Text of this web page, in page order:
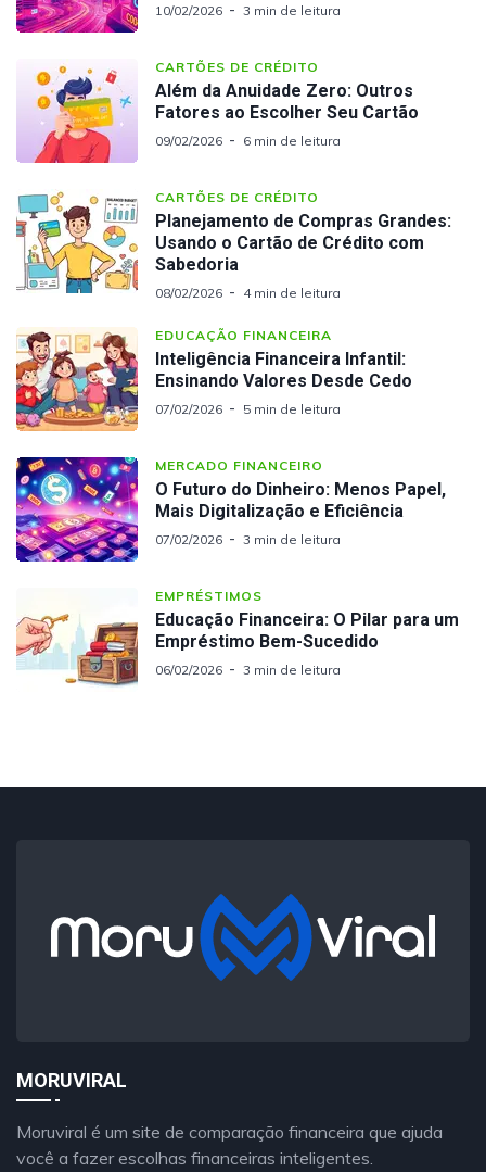
10/02/2026 3 min de leitura
CARTÕES DE CRÉDITO
Além da Anuidade Zero: Outros
Fatores ao Escolher Seu Cartão
09/02/2026 6 min de leitura
CARTÕES DE CRÉDITO
Planejamento de Compras Grandes:
Usando o Cartão de Crédito com
Sabedoria
08/02/2026 4 min de leitura
EDUCAÇÃO FINANCEIRA
Inteligência Financeira Infantil:
Ensinando Valores Desde Cedo
07/02/2026 5 min de leitura
MERCADO FINANCEIRO
O Futuro do Dinheiro: Menos Papel,
Mais Digitalização e Eficiência
07/02/2026 3 min de leitura
EMPRÉSTIMOS
Educação Financeira: O Pilar para um
Empréstimo Bem-Sucedido
06/02/2026 3 min de leitura
MORUVIRAL
Moruviral é um site de comparação financeira que ajuda
você a fazer escolhas financeiras inteligentes.